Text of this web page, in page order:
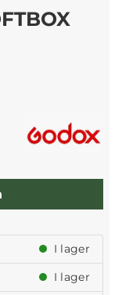
I lager
I lager